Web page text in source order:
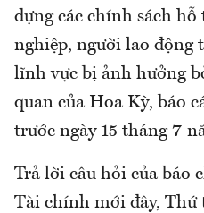
dựng các chính sách
nghiệp, người lao động
lĩnh vực bị ảnh hưởng
quan của Hoa Kỳ, báo
trước ngày 15 tháng 7
Trả lời câu hỏi của báo
Tài chính mới đây,